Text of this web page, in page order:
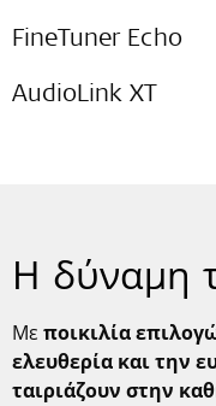
FineTuner Echo
AudioLink XT
Η δύναμη
Με ποικιλία
ελευθερία και την
ταιριάζουν στην